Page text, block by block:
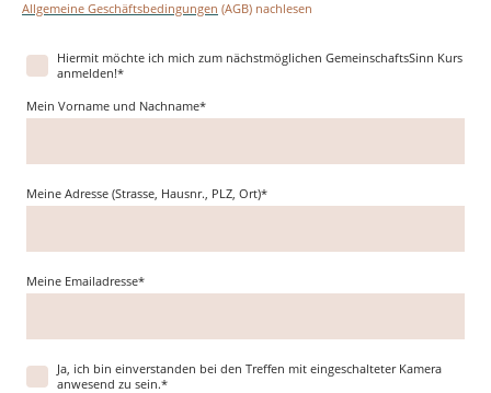
Allgemeine Geschäftsbedingungen (AGB) nachlesen
Hiermit möchte ich mich zum nächstmöglichen GemeinschaftsSinn Kurs
anmelden!*
Mein Vorname und Nachname*
Meine Adresse (Strasse, Hausnr., PLZ, Ort)*
Meine Emailadresse*
Ja, ich bin einverstanden bei den Treffen mit eingeschalteter Kamera
anwesend zu sein.*